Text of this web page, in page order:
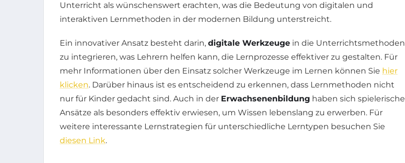
Unterricht als wünschenswert erachten, was die Bedeutung von digitalen und
interaktiven Lernmethoden in der modernen Bildung unterstreicht.
Ein innovativer Ansatz besteht darin, digitale Werkzeuge in die Unterrichtsmethoden
zu integrieren, was Lehrern helfen kann, die Lernprozesse effektiver zu gestalten. Für
mehr Informationen über den Einsatz solcher Werkzeuge im Lernen können Sie hier
klicken. Darüber hinaus ist es entscheidend zu erkennen, dass Lernmethoden nicht
nur für Kinder gedacht sind. Auch in der Erwachsenenbildung haben sich spielerische
Ansätze als besonders effektiv erwiesen, um Wissen lebenslang zu erwerben. Für
weitere interessante Lernstrategien für unterschiedliche Lerntypen besuchen Sie
diesen Link.